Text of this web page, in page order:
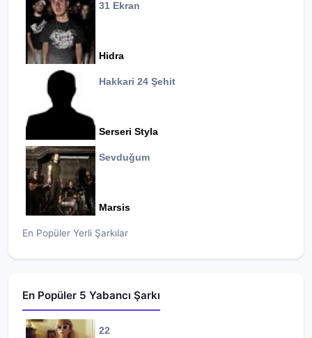
31 Ekran
Hidra
Hakkari 24 Şehit
Serseri Styla
Sevduğum
Marsis
En Popüler Yerli Şarkılar
En Popüler 5 Yabancı Şarkı
22